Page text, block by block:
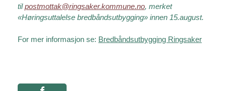
tilpostmottak@ringsaker.kommune.no, merket
«Høringsuttalelse bredbåndsutbygging» innen 15.august.
For mer informasjon se: Bredbåndsutbygging Ringsaker